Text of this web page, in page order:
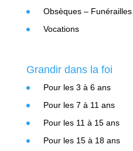
Obsèques – Funérailles
Vocations
Grandir dans la foi
Pour les 3 à 6 ans
Pour les 7 à 11 ans
Pour les 11 à 15 ans
Pour les 15 à 18 ans